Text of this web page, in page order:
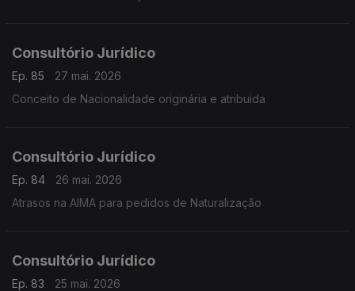
Consultório Jurídico
Ep. 85
27 mai. 2026
Conceito de Nacionalidade originária e atribuida
Consultório Jurídico
Ep. 84
26 mai. 2026
Atrasos na AIMA para pedidos de Naturalização
Consultório Jurídico
Ep. 83
25 mai. 2026